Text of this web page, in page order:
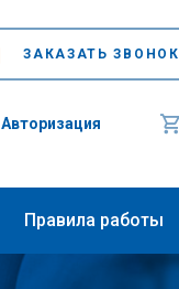
ЗАКАЗАТЬ ЗВОНОК
Авторизация
Правила работы